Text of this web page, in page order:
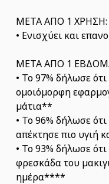
ΜΕΤΑ ΑΠΟ 1 ΧΡΗΣΗ:
• Ενισχύει και
ΜΕΤΑ ΑΠΟ 1
• Το 97% δήλωσε
ομοιόμορφη
μάτια**
• Το 96% δήλωσε
απέκτησε πιο υγιή
• Το 93% δήλωσε
φρεσκάδα του
ημέρα****